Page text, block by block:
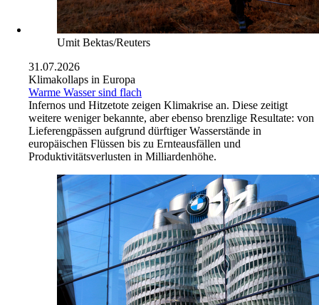
Umit Bektas/Reuters
31.07.2026
Klimakollaps in Europa
Warme Wasser sind flach
Infernos und Hitzetote zeigen Klimakrise an. Diese zeitigt
weitere weniger bekannte, aber ebenso brenzlige Resultate: von
Lieferengpässen aufgrund dürftiger Wasserstände in
europäischen Flüssen bis zu Ernteausfällen und
Produktivitätsverlusten in Milliardenhöhe.